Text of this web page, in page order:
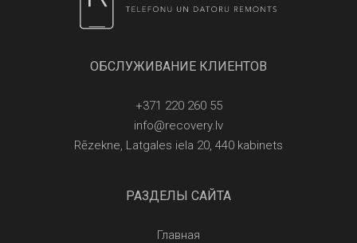
ОБСЛУЖИВАНИЕ КЛИЕНТОВ
+371 220 260 55
info@recovery.lv
Rēzekne, Latgales iela 20, 440 kabinets
РАЗДЕЛЫ САЙТА
Главная